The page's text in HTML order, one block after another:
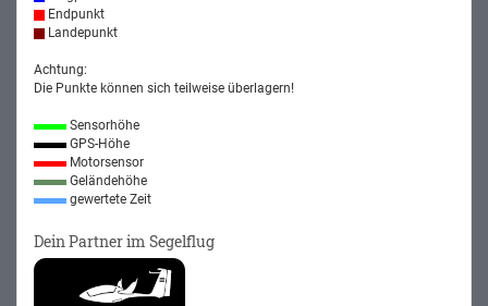
Endpunkt
Landepunkt
Achtung:
Die Punkte können sich teilweise überlagern!
Sensorhöhe
GPS-Höhe
Motorsensor
Geländehöhe
gewertete Zeit
Dein Partner im Segelflug